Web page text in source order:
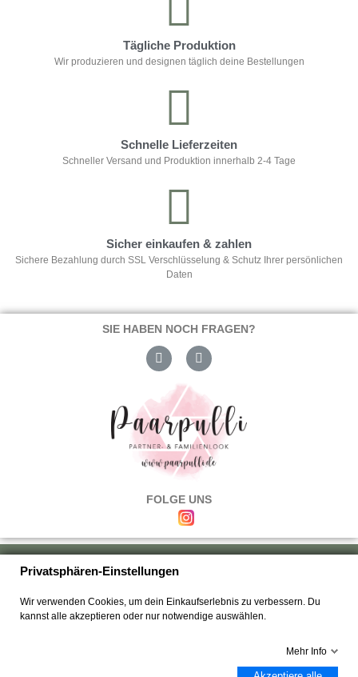
Tägliche Produktion
Wir produzieren und designen täglich deine Bestellungen
Schnelle Lieferzeiten
Schneller Versand und Produktion innerhalb 2-4 Tage
Sicher einkaufen & zahlen
Sichere Bezahlung durch SSL Verschlüsselung & Schutz Ihrer persönlichen
Daten
SIE HABEN NOCH FRAGEN?
FOLGE UNS
Über uns|Versand & Zahlung|Umtausch & Rückgabe
Kontakt
Privatsphären-Einstellungen
Wir verwenden Cookies, um dein Einkaufserlebnis zu verbessern. Du
kannst alle akzeptieren oder nur notwendige auswählen.
Mehr Info